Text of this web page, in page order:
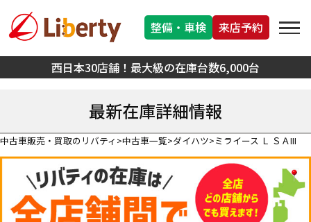
西日本30店舗！最大級の在庫台数6,000台
整備・車検 来店予約
最新在庫詳細情報
中古車販売・買取のリバティ 中古車一覧 ダイハツ ミライース Ｌ ＳＡIII